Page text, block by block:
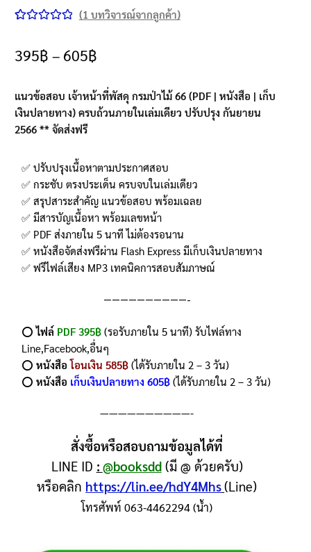
คะแนนเต็ม
คะแนนของ
ลูกค้า
(1 บทวิจารณ์จากลูกค้า)
395฿ – 605฿
แนวข้อสอบ เจ้าหน้าที่พัสดุ กรมป่าไม้ 66 (PDF | หนังสือ | เก็บ
เงินปลายทาง) ครบถ้วนภายในเล่มเดียว ปรับปรุง กันยายน
2566 ** จัดส่งฟรี
✅ ปรับปรุงเนื้อหาตามประกาศสอบ
✅ กระชับ ตรงประเด็น ครบจบในเล่มเดียว
✅ สรุปสาระสำคัญ แนวข้อสอบ พร้อมเฉลย
✅ มีสารบัญเนื้อหา พร้อมเลขหน้า
✅ PDF ส่งภายใน 5 นาที ไม่ต้องรอนาน
✅ หนังสือจัดส่งฟรีผ่าน Flash Express มีเก็บเงินปลายทาง
✅ ฟรีไฟล์เสียง MP3 เทคนิคการสอบสัมภาษณ์
——————————-
⭕️ไฟล์ PDF 395฿ (รอรับภายใน 5 นาที) รับไฟล์ทาง
Line,Facebook,อื่นๆ
⭕️หนังสือโอนเงิน 585฿ (ได้รับภายใน 2 – 3 วัน)
⭕️หนังสือ เก็บเงินปลายทาง 605฿ (ได้รับภายใน 2 – 3 วัน)
——————————-
สั่งซื้อหรือสอบถามข้อมูลได้ที่
LINE ID : @booksdd(มี @ ด้วยครับ)
หรือคลิก https://lin.ee/hdY4Mhs(Line)
โทรศัพท์ 063-4462294 (น้ำ)